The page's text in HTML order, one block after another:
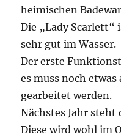
heimischen
Die „Lady
sehr gut im Wasser.
Der erste
es muss noch
gearbeitet werden.
Nächstes Jahr steht
Diese wird wohl im